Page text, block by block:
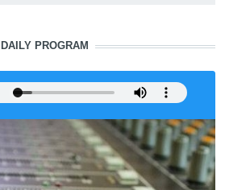
DAILY PROGRAM